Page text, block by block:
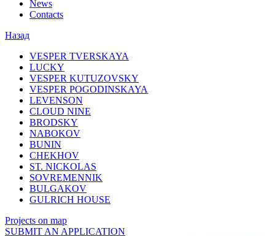
News
Contacts
Назад
VESPER TVERSKAYA
LUCKY
VESPER KUTUZOVSKY
VESPER POGODINSKAYA
LEVENSON
CLOUD NINE
BRODSKY
NABOKOV
BUNIN
CHEKHOV
ST. NICKOLAS
SOVREMENNIK
BULGAKOV
GULRICH HOUSE
Projects on map
SUBMIT AN APPLICATION